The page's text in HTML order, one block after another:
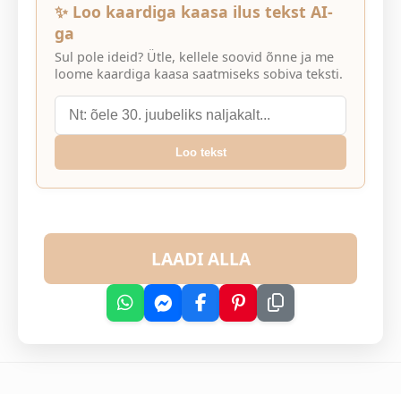
✨ Loo kaardiga kaasa ilus tekst AI-
ga
Sul pole ideid? Ütle, kellele soovid õnne ja me
loome kaardiga kaasa saatmiseks sobiva teksti.
Loo tekst
LAADI ALLA